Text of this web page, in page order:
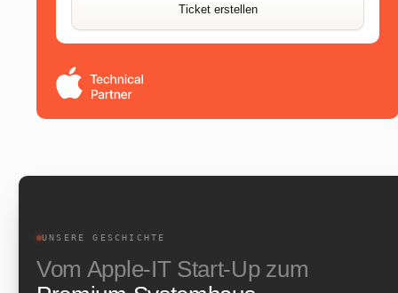
Ticket erstellen
UNSERE GESCHICHTE
Vom Apple-IT Start-Up zum